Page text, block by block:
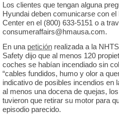
Los clientes que tengan alguna
Hyundai deben comunicarse con
Center en el (800) 633-5151 o a
consumeraffairs@hmausa.com.
En una peticiónrealizada a la
Safety dijo que al menos 120
coches se habían incendiado sin
“cables fundidos, humo y olor a
indicativo de posibles incendios en
al menos una docena de quejas,
tuvieron que retirar su motor para
episodio parecido.